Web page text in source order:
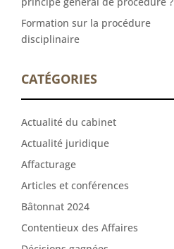
Formation sur la procédure
disciplinaire
CATÉGORIES
Actualité du cabinet
Actualité juridique
Affacturage
Articles et conférences
Bâtonnat 2024
Contentieux des Affaires